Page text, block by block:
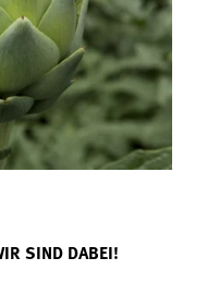
SIND DABEI!